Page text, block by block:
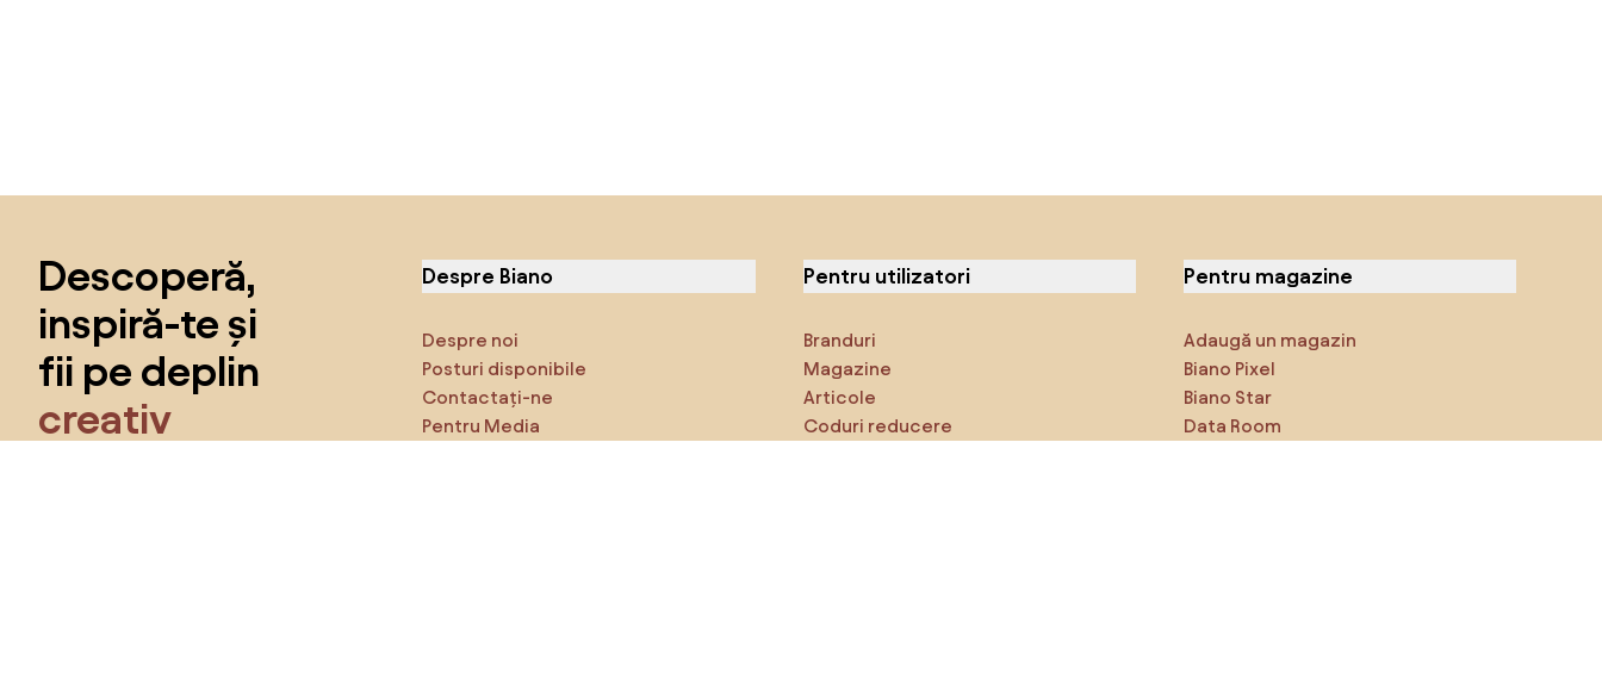
Descoperă,
inspiră-te și
fii pe deplin
creativ
Despre Biano
Despre noi
Posturi disponibile
Contactați-ne
Pentru Media
Pentru utilizatori
Branduri
Magazine
Articole
Coduri reducere
Pentru magazine
Adaugă un magazin
Biano Pixel
Biano Star
Data Room